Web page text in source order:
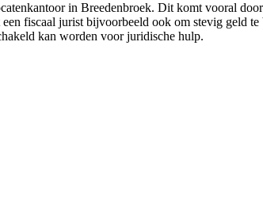
in Breedenbroek. Dit komt vooral
fiscaal jurist bijvoorbeeld ook om stevig geld te
kan worden voor juridische hulp.